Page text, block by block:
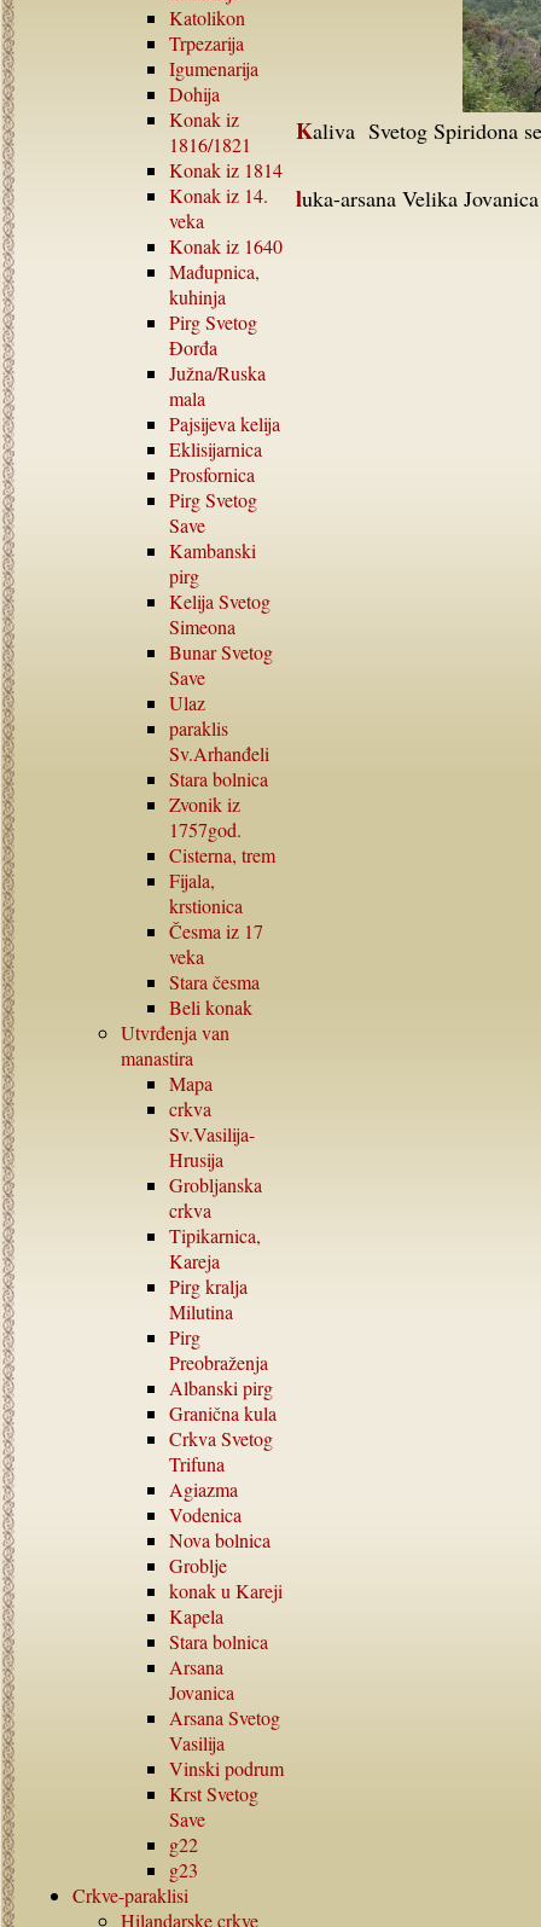
Katolikon
Trpezarija
Igumenarija
Dohija
Konak iz
1816/1821
Konak iz 1814
Konak iz 14.
veka
Konak iz 1640
Mađupnica,
kuhinja
Pirg Svetog
Đorđa
Južna/Ruska
mala
Pajsijeva kelija
Eklisijarnica
Prosfornica
Pirg Svetog
Save
Kambanski
pirg
Kelija Svetog
Simeona
Bunar Svetog
Save
Ulaz
paraklis
Sv.Arhanđeli
Stara bolnica
Zvonik iz
1757god.
Cisterna, trem
Fijala,
krstionica
Česma iz 17
veka
Stara česma
Beli konak
Utvrđenja van
manastira
Mapa
crkva
Sv.Vasilija-
Hrusija
Grobljanska
crkva
Tipikarnica,
Kareja
Pirg kralja
Milutina
Pirg
Preobraženja
Albanski pirg
Granična kula
Crkva Svetog
Trifuna
Agiazma
Vodenica
Nova bolnica
Groblje
konak u Kareji
Kapela
Stara bolnica
Arsana
Jovanica
Arsana Svetog
Vasilija
Vinski podrum
Krst Svetog
Save
g22
g23
Crkve-paraklisi
Hilandarske crkve
Kaliva Svetog Spiridona
luka-arsana Velika Jovanica